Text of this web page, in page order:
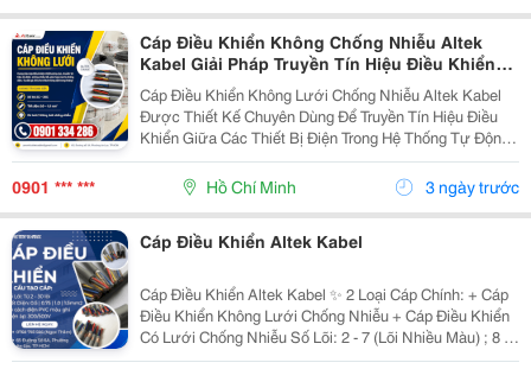
Cáp Điều Khiển Không Chống Nhiễu Altek
Kabel Giải Pháp Truyền Tín Hiệu Điều Khiển
Ổn Định Cho Công Trình
Cáp Điều Khiển Không Lưới Chống Nhiễu Altek Kabel
Được Thiết Kế Chuyên Dùng Để Truyền Tín Hiệu Điều
Khiển Giữa Các Thiết Bị Điện Trong Hệ Thống Tự Động
Hóa Và Điều Khiển Công Nghiệp. Dòng Cáp Này Không
Sử Dụng Lớp Lưới Chống Nhiễu, Phù Hợp Với Các...
0901 *** *** Hồ Chí Minh 3 ngày trước
Cáp Điều Khiển Altek Kabel
Cáp Điều Khiển Altek Kabel ✨ 2 Loại Cáp Chính: + Cáp
Điều Khiển Không Lưới Chống Nhiễu + Cáp Điều Khiển
Có Lưới Chống Nhiễu Số Lõi: 2 - 7 (Lõi Nhiều Màu) ; 8 -
30 (Lõi Màu Đen Đánh Số Thứ Tự) Tiết Diện: 0.5Mm2 |